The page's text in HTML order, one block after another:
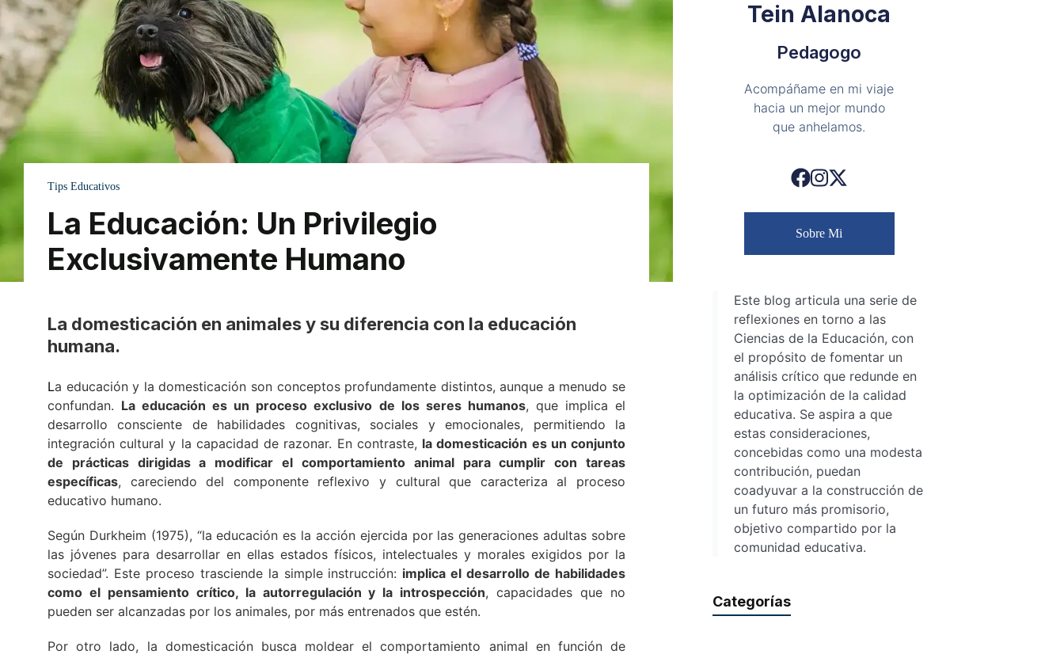
Tips Educativos
La Educación: Un Privilegio
Exclusivamente Humano
La domesticación en animales y su diferencia con la educación
humana.
La educación y la domesticación son conceptos profundamente distintos, aunque a menudo se
confundan. La educación es un proceso exclusivo de los seres humanos, que implica el
desarrollo consciente de habilidades cognitivas, sociales y emocionales, permitiendo la
integración cultural y la capacidad de razonar. En contraste, la domesticación es un conjunto
de prácticas dirigidas a modificar el comportamiento animal para cumplir con tareas
específicas, careciendo del componente reflexivo y cultural que caracteriza al proceso
educativo humano.
Según Durkheim (1975), “la educación es la acción ejercida por las generaciones adultas sobre
las jóvenes para desarrollar en ellas estados físicos, intelectuales y morales exigidos por la
sociedad”. Este proceso trasciende la simple instrucción: implica el desarrollo de habilidades
como el pensamiento crítico, la autorregulación y la introspección, capacidades que no
pueden ser alcanzadas por los animales, por más entrenados que estén.
Por otro lado, la domesticación busca moldear el comportamiento animal en función de
Tein Alanoca
Pedagogo
Acompáñame en mi viaje
hacia un mejor mundo
que anhelamos.
Sobre Mi
Este blog articula una serie de
reflexiones en torno a las
Ciencias de la Educación, con
el propósito de fomentar un
análisis crítico que redunde en
la optimización de la calidad
educativa. Se aspira a que
estas consideraciones,
concebidas como una modesta
contribución, puedan
coadyuvar a la construcción de
un futuro más promisorio,
objetivo compartido por la
comunidad educativa.
Categorías